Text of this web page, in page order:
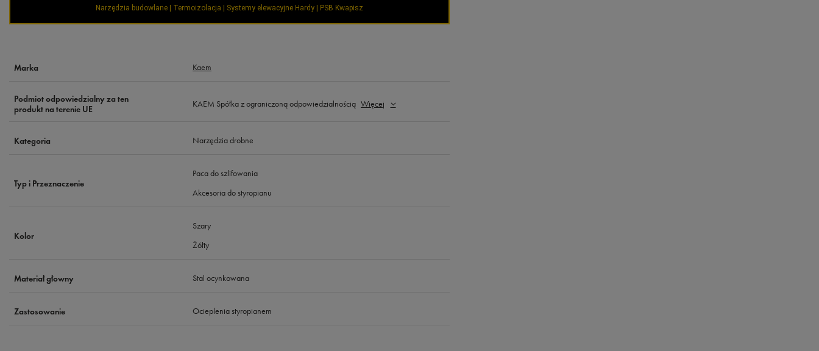
Narzędzia budowlane | Termoizolacja | Systemy elewacyjne Hardy | PSB Kwapisz
Marka Kaem
Podmiot odpowiedzialny za ten
produkt na terenie UE
KAEM Spółka z ograniczoną odpowiedzialnością Więcej
Kategoria Narzędzia drobne
Typ i Przeznaczenie
Paca do szlifowania
Akcesoria do styropianu
Kolor
Szary
Żółty
Materiał głowny Stal ocynkowana
Zastosowanie Ocieplenia styropianem